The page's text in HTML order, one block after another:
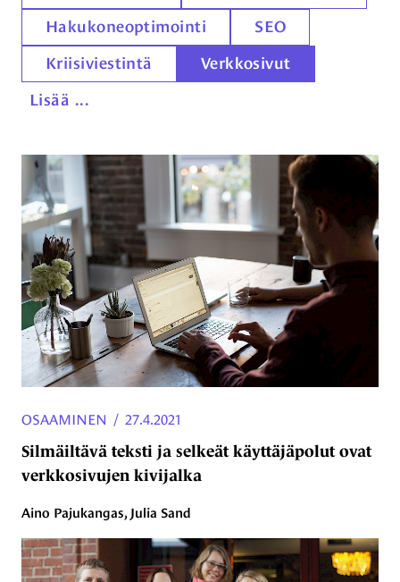
Hakukoneoptimointi SEO
Kriisiviestintä Verkkosivut
Lisää ...
Silmäiltävä teksti ja selkeät käyttäjäpolut ovat
verkkosivujen kivijalka
OSAAMINEN / 27.4.2021
Aino Pajukangas, Julia Sand